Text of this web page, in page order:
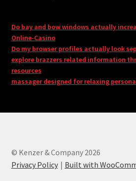
Do bay and bow windows actually
Online-Casino
Do my browser profiles actually look
explore brazzers related information
resources
massager designed for relaxing
© Kenzer & Company 2026
Privacy Policy
Built with